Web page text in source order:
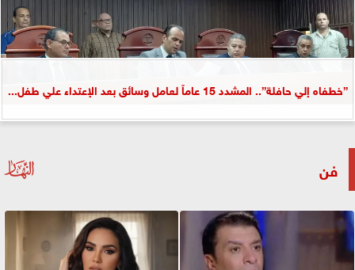
”خطفاه إلي حافلة”.. المشدد 15 عاماً لعامل وسائق بعد الإعتداء علي طفل...
فن